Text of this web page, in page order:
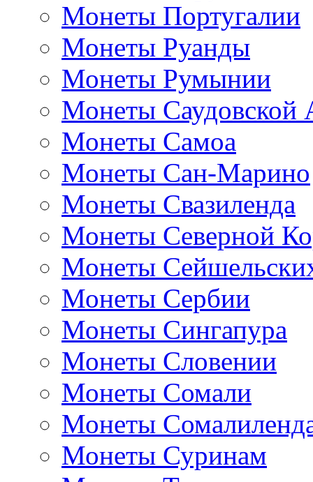
Монеты Португалии
Монеты Руанды
Монеты Румынии
Монеты Саудовской
Монеты Самоа
Монеты Сан-Марино
Монеты Свазиленда
Монеты Северной
Монеты
Монеты Сербии
Монеты Сингапура
Монеты Словении
Монеты Сомали
Монеты
Монеты Суринам